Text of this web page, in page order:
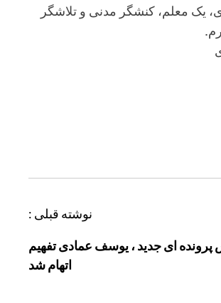
یک معلم، کنشگر مدنی و تلاشگر
نوشته قبلی :
پرونده ای جدید ، یوسف عمادی تفهیم
اتهام شد